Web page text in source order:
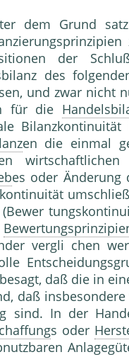
dem Grund
der
des
und zwar nicht
für die
en die einmal
es oder Änderung
vergli chen
daß die in
daß
sind. In der
s oder